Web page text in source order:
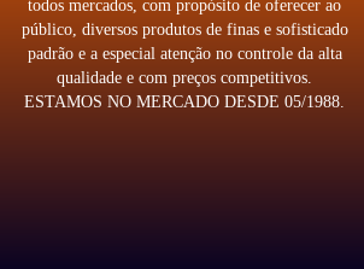
todos mercados, com propósito de oferecer ao
público, diversos produtos de finas e sofisticado
padrão e a especial atenção no controle da alta
qualidade e com preços competitivos.
ESTAMOS NO MERCADO DESDE 05/1988.